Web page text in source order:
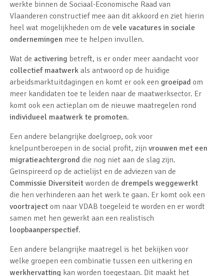
werkte binnen de Sociaal-Economische Raad van
Vlaanderen constructief mee aan dit akkoord en ziet hierin
heel wat mogelijkheden om de vele vacatures in sociale
ondernemingen mee te helpen invullen.
Wat de activering betreft, is er onder meer aandacht voor
collectief maatwerk als antwoord op de huidige
arbeidsmarktuitdagingen en komt er ook een groeipad om
meer kandidaten toe te leiden naar de maatwerksector. Er
komt ook een actieplan om de nieuwe maatregelen rond
individueel maatwerk te promoten.
Een andere belangrijke doelgroep, ook voor
knelpuntberoepen in de social profit, zijn vrouwen met een
migratieachtergrond die nog niet aan de slag zijn.
Geïnspireerd op de actielijst en de adviezen van de
Commissie Diversiteit worden de drempels weggewerkt
die hen verhinderen aan het werk te gaan. Er komt ook een
voortraject om naar VDAB toegeleid te worden en er wordt
samen met hen gewerkt aan een realistisch
loopbaanperspectief.
Een andere belangrijke maatregel is het bekijken voor
welke groepen een combinatie tussen een uitkering en
werkhervatting kan worden toegestaan. Dit maakt het